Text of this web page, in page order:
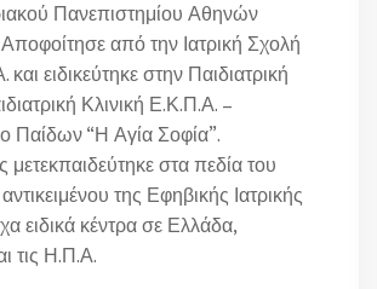
Πανεπιστημίου Αθηνών
από την Ιατρική Σχολή
ειδικεύτηκε στην Παιδιατρική
Κλινική Ε.Κ.Π.Α. –
Παίδων “Η Αγία Σοφία”.
στα πεδία του
της Εφηβικής Ιατρικής
ειδικά κέντρα σε Ελλάδα,
τις Η.Π.Α.